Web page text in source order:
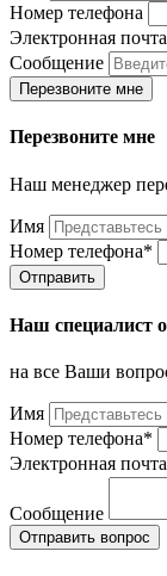
Номер телефона
Электронная почта
Сообщение
Перезвоните мне
Перезвоните мне
Наш менеджер
Имя
Номер телефона*
Отправить
Наш специалист
на все Ваши
Имя
Номер телефона*
Электронная почта
Сообщение
Отправить вопрос